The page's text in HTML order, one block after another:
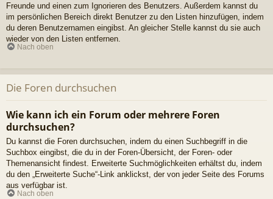
Freunde und einen zum Ignorieren des Benutzers. Außerdem kannst du
im persönlichen Bereich direkt Benutzer zu den Listen hinzufügen, indem
du deren Benutzernamen eingibst. An gleicher Stelle kannst du sie auch
wieder von den Listen entfernen.
Nach oben
Die Foren durchsuchen
Wie kann ich ein Forum oder mehrere Foren
durchsuchen?
Du kannst die Foren durchsuchen, indem du einen Suchbegriff in die
Suchbox eingibst, die du in der Foren-Übersicht, der Foren- oder
Themenansicht findest. Erweiterte Suchmöglichkeiten erhältst du, indem
du den „Erweiterte Suche“-Link anklickst, der von jeder Seite des Forums
aus verfügbar ist.
Nach oben